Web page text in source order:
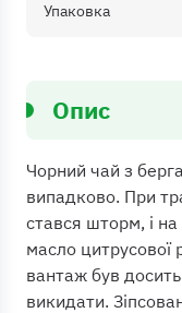
Упаковка
Опис
Чорний чай з
випадково. При
стався шторм, і
масло цитрусової
вантаж був
викидати.